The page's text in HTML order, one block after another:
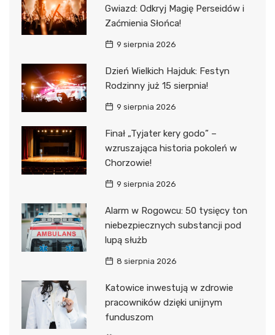
Gwiazd: Odkryj Magię Perseidów i
Zaćmienia Słońca!
9 sierpnia 2026
Dzień Wielkich Hajduk: Festyn
Rodzinny już 15 sierpnia!
9 sierpnia 2026
Finał „Tyjater kery godo” –
wzruszająca historia pokoleń w
Chorzowie!
9 sierpnia 2026
Alarm w Rogowcu: 50 tysięcy ton
niebezpiecznych substancji pod
lupą służb
8 sierpnia 2026
Katowice inwestują w zdrowie
pracowników dzięki unijnym
funduszom